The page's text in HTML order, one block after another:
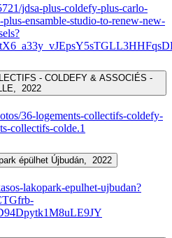
jdsa-plus-coldefy-plus-carlo-
ensamble-studio-to-renew-new-
- COLDEFY & ASSOCIÉS -
2022
36-logements-collectifs-coldefy-
collectifs-colde.1
épülhet Újbudán, 2022
lakopark-epulhet-ujbudan?